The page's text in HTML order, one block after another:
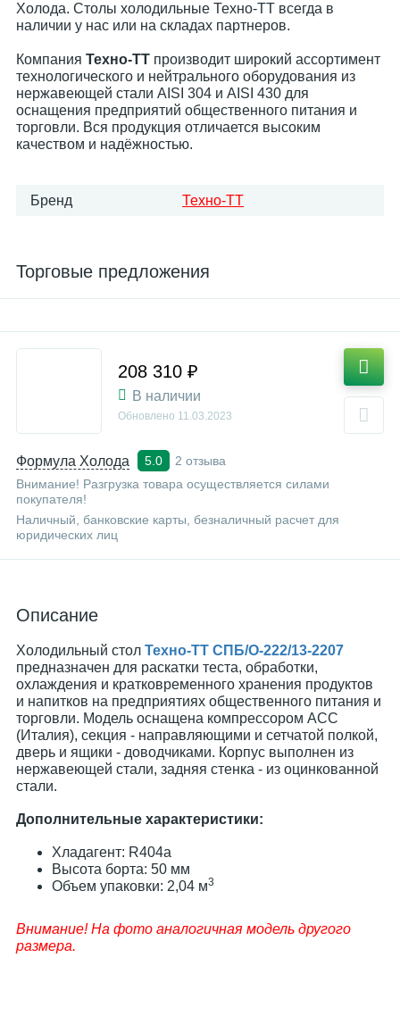
Холода. Столы холодильные Техно-ТТ всегда в
наличии у нас или на складах партнеров.
Компания Техно-ТТ производит широкий ассортимент
технологического и нейтрального оборудования из
нержавеющей стали AISI 304 и AISI 430 для
оснащения предприятий общественного питания и
торговли. Вся продукция отличается высоким
качеством и надёжностью.
Бренд Техно-ТТ
Торговые предложения
Формула Холода 5.0
2 отзыва
Внимание! Разгрузка товара осуществляется силами
покупателя!
Наличный, банковские карты, безналичный расчет для
юридических лиц
208 310 ₽
В наличии
Обновлено 11.03.2023
Описание
Холодильный стол Техно-ТТ СПБ/О-222/13-2207
предназначен для раскатки теста, обработки,
охлаждения и кратковременного хранения продуктов
и напитков на предприятиях общественного питания и
торговли. Модель оснащена компрессором АСС
(Италия), секция - направляющими и сетчатой полкой,
дверь и ящики - доводчиками. Корпус выполнен из
нержавеющей стали, задняя стенка - из оцинкованной
стали.
Дополнительные характеристики:
Хладагент: R404a
Высота борта: 50 мм
Объем упаковки: 2,04 м3
Внимание! На фото аналогичная модель другого
размера.